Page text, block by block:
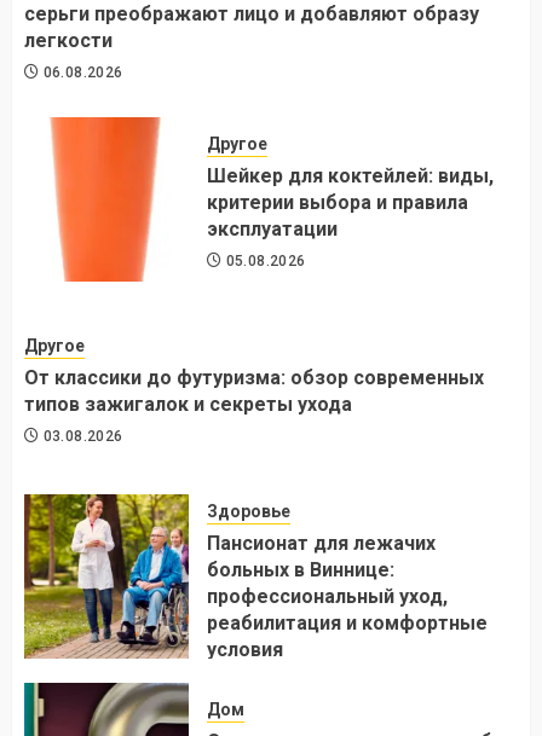
серьги преображают лицо и добавляют образу
легкости
06.08.2026
Другое
Шейкер для коктейлей: виды,
критерии выбора и правила
эксплуатации
05.08.2026
Другое
От классики до футуризма: обзор современных
типов зажигалок и секреты ухода
03.08.2026
Здоровье
Пансионат для лежачих
больных в Виннице:
профессиональный уход,
реабилитация и комфортные
условия
Дом